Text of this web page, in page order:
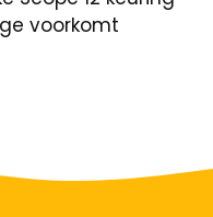
voorkomt